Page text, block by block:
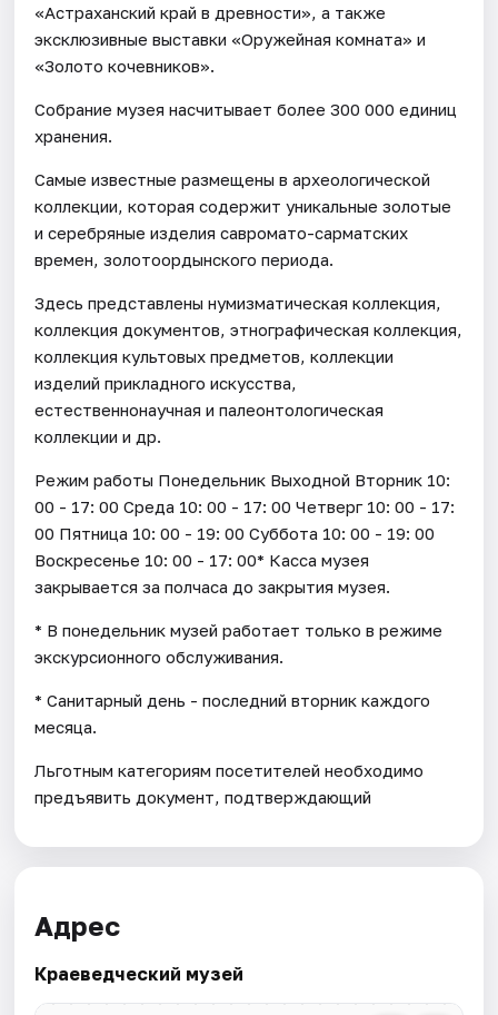
«Астраханский край в древности», а также
эксклюзивные выставки «Оружейная комната» и
«Золото кочевников».
Собрание музея насчитывает более 300 000 единиц
хранения.
Самые известные размещены в археологической
коллекции, которая содержит уникальные золотые
и серебряные изделия савромато-сарматских
времен, золотоордынского периода.
Здесь представлены нумизматическая коллекция,
коллекция документов, этнографическая коллекция,
коллекция культовых предметов, коллекции
изделий прикладного искусства,
естественнонаучная и палеонтологическая
коллекции и др.
Режим работы Понедельник Выходной Вторник 10:
00 - 17: 00 Среда 10: 00 - 17: 00 Четверг 10: 00 - 17:
00 Пятница 10: 00 - 19: 00 Суббота 10: 00 - 19: 00
Воскресенье 10: 00 - 17: 00* Касса музея
закрывается за полчаса до закрытия музея.
* В понедельник музей работает только в режиме
экскурсионного обслуживания.
* Санитарный день - последний вторник каждого
месяца.
Льготным категориям посетителей необходимо
предъявить документ, подтверждающий
Адрес
Краеведческий музей